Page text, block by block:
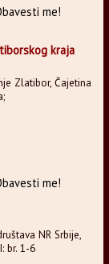
me!
kraja
Zlatibor, Čajetina
me!
NR Srbije,
br. 1-6